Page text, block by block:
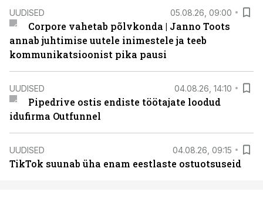
UUDISED 05.08.26, 09:00
Corpore vahetab põlvkonda | Janno Toots
annab juhtimise uutele inimestele ja teeb
kommunikatsioonist pika pausi
UUDISED 04.08.26, 14:10
Pipedrive ostis endiste töötajate loodud
idufirma Outfunnel
UUDISED 04.08.26, 09:15
TikTok suunab üha enam eestlaste ostuotsuseid